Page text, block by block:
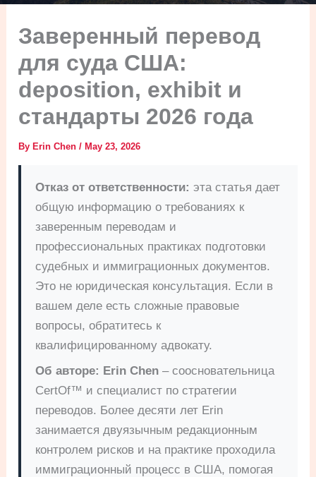
Заверенный перевод
для суда США:
deposition, exhibit и
стандарты 2026 года
ByErin Chen/May 23, 2026
Отказ от ответственности: эта статья дает
общую информацию о требованиях к
заверенным переводам и
профессиональных практиках подготовки
судебных и иммиграционных документов.
Это не юридическая консультация. Если в
вашем деле есть сложные правовые
вопросы, обратитесь к
квалифицированному адвокату.
Об авторе: Erin Chen – соосновательница
CertOf™ и специалист по стратегии
переводов. Более десяти лет Erin
занимается двуязычным редакционным
контролем рисков и на практике проходила
иммиграционный процесс в США, помогая